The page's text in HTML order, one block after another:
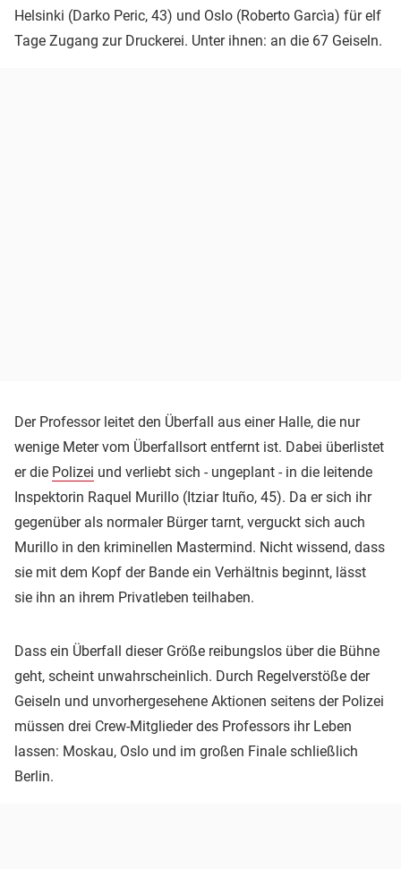
Helsinki (Darko Peric, 43) und Oslo (Roberto Garcìa) für elf
Tage Zugang zur Druckerei. Unter ihnen: an die 67 Geiseln.
Der Professor leitet den Überfall aus einer Halle, die nur
wenige Meter vom Überfallsort entfernt ist. Dabei überlistet
er die Polizei und verliebt sich - ungeplant - in die leitende
Inspektorin Raquel Murillo (Itziar Ituño, 45). Da er sich ihr
gegenüber als normaler Bürger tarnt, verguckt sich auch
Murillo in den kriminellen Mastermind. Nicht wissend, dass
sie mit dem Kopf der Bande ein Verhältnis beginnt, lässt
sie ihn an ihrem Privatleben teilhaben.
Dass ein Überfall dieser Größe reibungslos über die Bühne
geht, scheint unwahrscheinlich. Durch Regelverstöße der
Geiseln und unvorhergesehene Aktionen seitens der Polizei
müssen drei Crew-Mitglieder des Professors ihr Leben
lassen: Moskau, Oslo und im großen Finale schließlich
Berlin.